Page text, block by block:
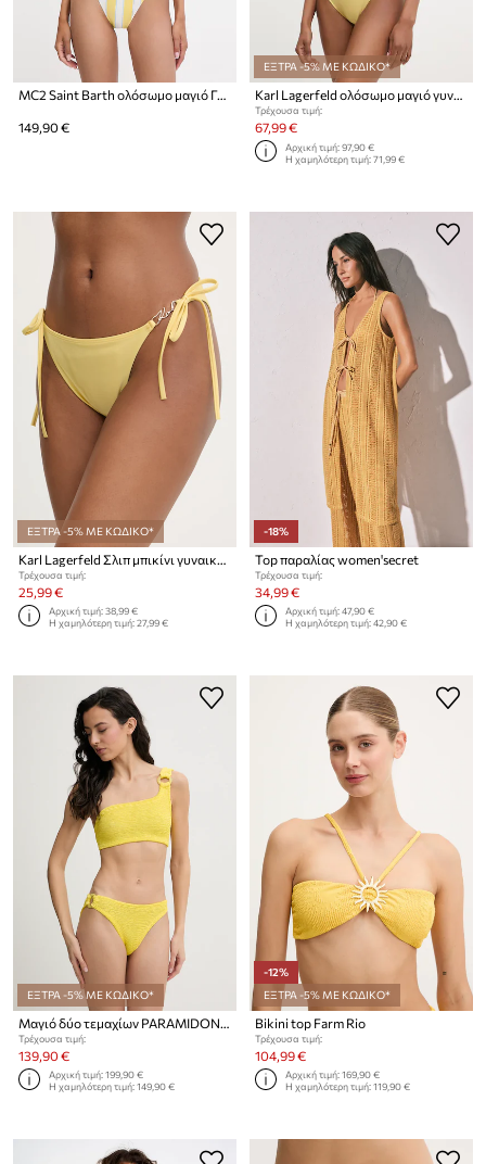
MC2 Saint Barth ολόσωμο μαγιό Γυναικείο
149,90 €
ΕΞΤΡΑ -5% ΜΕ ΚΩΔΙΚΟ*
Karl Lagerfeld ολόσωμο μαγιό γυναικείο
Τρέχουσα τιμή:
67,99 €
Αρχική τιμή:97,90 €
Η χαμηλότερη τιμή:71,99 €
ΕΞΤΡΑ -5% ΜΕ ΚΩΔΙΚΟ*
Τρέχουσα τιμή:
25,99 €
Αρχική τιμή:38,99 €
Η χαμηλότερη τιμή:27,99 €
-18%
Top παραλίας women'secret
Τρέχουσα τιμή:
34,99 €
Αρχική τιμή:47,90 €
Η χαμηλότερη τιμή:42,90 €
ΕΞΤΡΑ -5% ΜΕ ΚΩΔΙΚΟ*
Μαγιό δύο τεμαχίων PARAMIDONNA
Τρέχουσα τιμή:
139,90 €
Αρχική τιμή:199,90 €
Η χαμηλότερη τιμή:149,90 €
-12%
ΕΞΤΡΑ -5% ΜΕ ΚΩΔΙΚΟ*
Bikini top Farm Rio
Τρέχουσα τιμή:
104,99 €
Αρχική τιμή:169,90 €
Η χαμηλότερη τιμή:119,90 €